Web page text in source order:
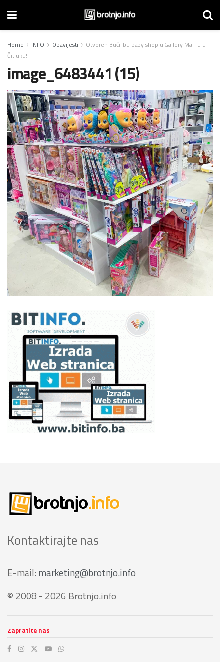
Home INFO Obavijesti
Otvoren Bući-bu baby shop u Gallery Mall-u u
Čitluku!
image_6483441 (15)
Kontaktirajte nas
E-mail: marketing@brotnjo.info
© 2008 - 2026 Brotnjo.info
Zapratite nas